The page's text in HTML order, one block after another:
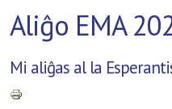
Aliĝo EMA
Mi aliĝas al la